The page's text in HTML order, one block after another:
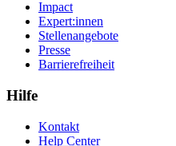
Impact
Expert:innen
Stellenangebote
Presse
Barrierefreiheit
Hilfe
Kontakt
Help Center